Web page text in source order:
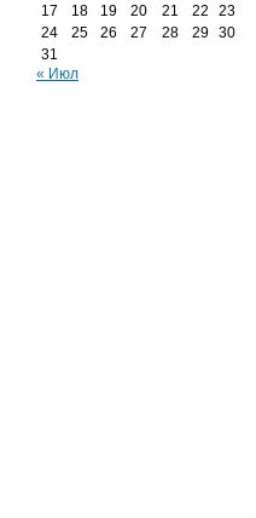
17
18 19 20 21 22
23
24
25 26 27 28 29
30
31
« Июл